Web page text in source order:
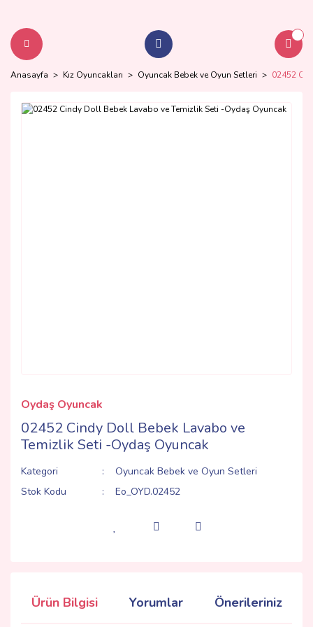
Anasayfa Kız Oyuncakları Oyuncak Bebek ve Oyun Setleri 02452
Oydaş Oyuncak
02452 Cindy Doll Bebek Lavabo ve
Temizlik Seti -Oydaş Oyuncak
Kategori
Oyuncak Bebek ve Oyun Setleri
Stok Kodu
Eo_OYD.02452
Ürün Bilgisi Yorumlar Önerileriniz